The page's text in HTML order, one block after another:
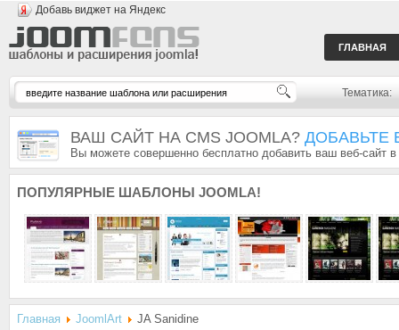
Добавь виджет на Яндекс
ГЛАВНАЯ
Тематика:
ВАШ САЙТ НА CMS JOOMLA? ДОБАВЬТЕ
Вы можете совершенно бесплатно добавить ваш веб-сайт
ПОПУЛЯРНЫЕ ШАБЛОНЫ JOOMLA!
Главная JoomlArt JA Sanidine